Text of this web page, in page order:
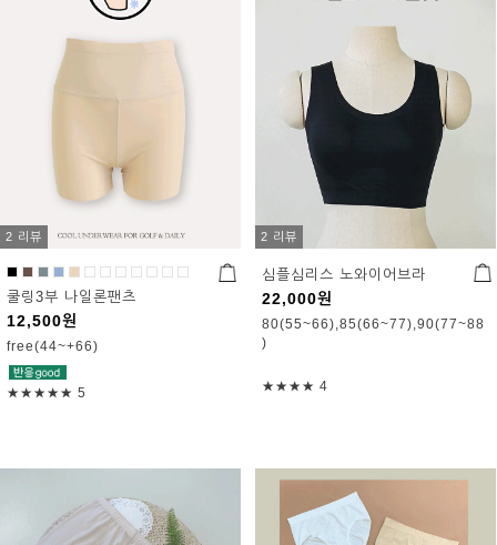
2 리뷰
쿨링3부 나일론팬츠
12,500원
free(44~+66)
★★★★★ 5
2 리뷰
심플심리스 노와이어브라
22,000원
80(55~66),85(66~77),90(77~88
)
★★★★ 4